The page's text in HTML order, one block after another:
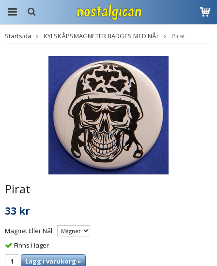
Produkten har blivit
tillagd i varukorgen
Startsida KYLSKÅPSMAGNETER BADGES MED NÅL Pirat
Pirat
33 kr
Magnet Eller Nål
Finns i lager
Lägg i varukorg »